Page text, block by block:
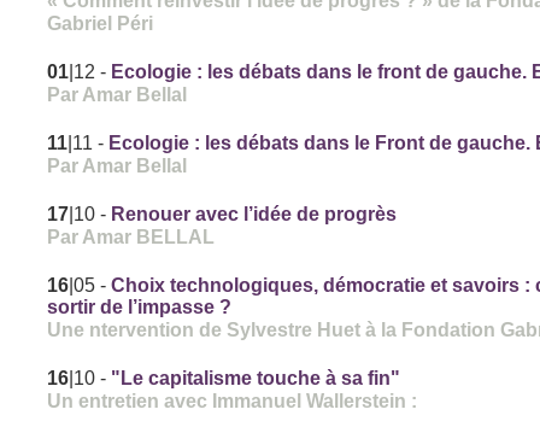
Gabriel Péri
01 |12 - Ecologie : les débats dans le front de gauche.
Par Amar Bellal
11 |11 - Ecologie : les débats dans le Front de gauche.
Par Amar Bellal
17 |10 - Renouer avec l’idée de progrès
Par Amar BELLAL
16 |05 -Choix technologiques, démocratie et savoirs :
sortir de l’impasse ?
Une ntervention de Sylvestre Huet à la Fondation
16 |10 - "Le capitalisme touche à sa fin"
Un entretien avec Immanuel Wallerstein :